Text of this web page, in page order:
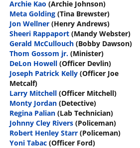
Archie Kao (Archie Johnson)
Meta Golding (Tina Brewster)
Jon Wellner (Henry Andrews)
Sheeri Rappaport (Mandy Webster)
Gerald McCullouch (Bobby Dawson)
Thom Gossom jr. (Minister)
DeLon Howell (Officer Devlin)
Joseph Patrick Kelly (Officer Joe
Metcalf)
Larry Mitchell (Officer Mitchell)
Monty Jordan (Detective)
Regina Palian (Lab Technician)
Johnny Cley Rivers (Policeman)
Robert Henley Starr (Policeman)
Yoni Tabac (Officer Ford)